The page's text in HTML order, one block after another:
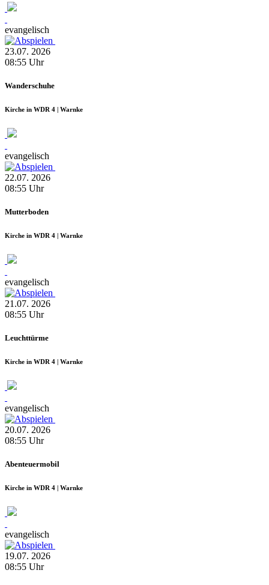
evangelisch
23.07. 2026
08:55 Uhr
Wanderschuhe
Kirche in WDR 4 | Warnke
evangelisch
22.07. 2026
08:55 Uhr
Mutterboden
Kirche in WDR 4 | Warnke
evangelisch
21.07. 2026
08:55 Uhr
Leuchttürme
Kirche in WDR 4 | Warnke
evangelisch
20.07. 2026
08:55 Uhr
Abenteuermobil
Kirche in WDR 4 | Warnke
evangelisch
19.07. 2026
08:55 Uhr